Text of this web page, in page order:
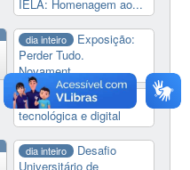
IELA: Homenagem ao...
dia inteiro
Exposição:
Perder Tudo.
Novament...
14:00 Soberania
tecnológica e digital
dia inteiro
Desafio
Universitário de